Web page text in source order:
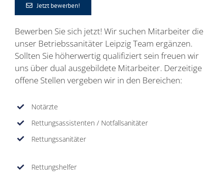
Jetzt bewerben!
Bewerben Sie sich jetzt! Wir suchen Mitarbeiter die
unser Betriebssanitäter Leipzig Team ergänzen.
Sollten Sie höherwertig qualifiziert sein freuen wir
uns über dual ausgebildete Mitarbeiter. Derzeitige
offene Stellen vergeben wir in den Bereichen:
Notärzte
Rettungsassistenten / Notfallsanitäter
Rettungssanitäter
Rettungshelfer